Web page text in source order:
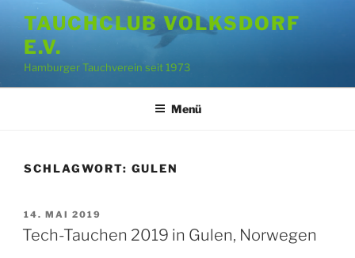
Inhalt
springen
TAUCHCLUB VOLKSDORF
E.V.
Hamburger Tauchverein seit 1973
Menü
SCHLAGWORT: GULEN
VERÖFFENTLICHT
AM
14. MAI 2019
Tech-Tauchen 2019 in Gulen, Norwegen